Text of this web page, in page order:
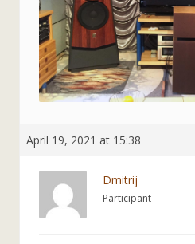
April 19, 2021 at 15:38
Dmitrij
Participant